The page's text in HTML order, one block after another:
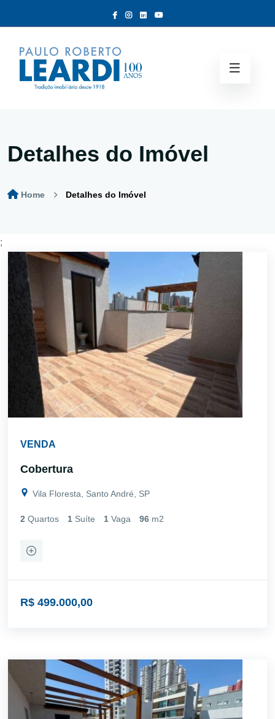
Detalhes do Imóvel
Home Detalhes do Imóvel
;
VENDA
Cobertura
Vila Floresta, Santo André, SP
2 Quartos 1 Suíte 1 Vaga 96 m2
R$ 499.000,00